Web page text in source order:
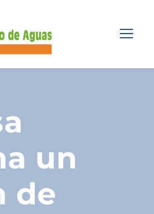
un
de